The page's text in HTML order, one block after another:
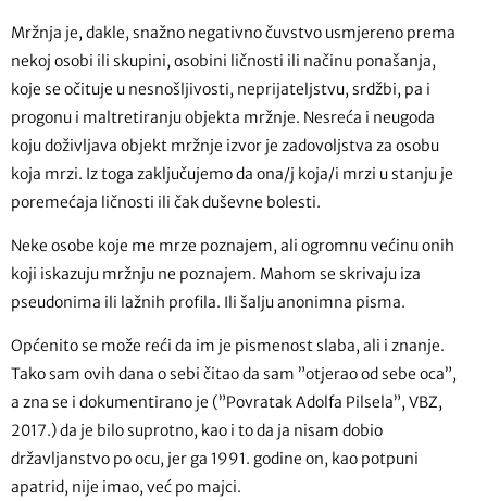
Mržnja je, dakle, snažno negativno čuvstvo usmjereno prema
nekoj osobi ili skupini, osobini ličnosti ili načinu ponašanja,
koje se očituje u nesnošljivosti, neprijateljstvu, srdžbi, pa i
progonu i maltretiranju objekta mržnje. Nesreća i neugoda
koju doživljava objekt mržnje izvor je zadovoljstva za osobu
koja mrzi. Iz toga zaključujemo da ona/j koja/i mrzi u stanju je
poremećaja ličnosti ili čak duševne bolesti.
Neke osobe koje me mrze poznajem, ali ogromnu većinu onih
koji iskazuju mržnju ne poznajem. Mahom se skrivaju iza
pseudonima ili lažnih profila. Ili šalju anonimna pisma.
Općenito se može reći da im je pismenost slaba, ali i znanje.
Tako sam ovih dana o sebi čitao da sam ”otjerao od sebe oca”,
a zna se i dokumentirano je (”Povratak Adolfa Pilsela”, VBZ,
2017.) da je bilo suprotno, kao i to da ja nisam dobio
državljanstvo po ocu, jer ga 1991. godine on, kao potpuni
apatrid, nije imao, već po majci.